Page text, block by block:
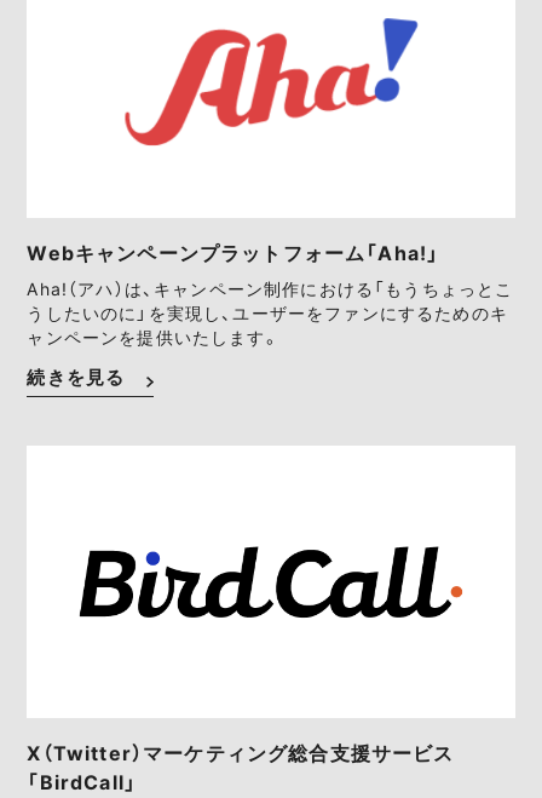
Webキャンペーンプラットフォーム「Aha!」
Aha!（アハ）は、キャンペーン制作における「もうちょっとこ
うしたいのに」を実現し、ユーザーをファンにするためのキ
ャンペーンを提供いたします。
続きを見る
X（Twitter）マーケティング総合支援サービス
「BirdCall」